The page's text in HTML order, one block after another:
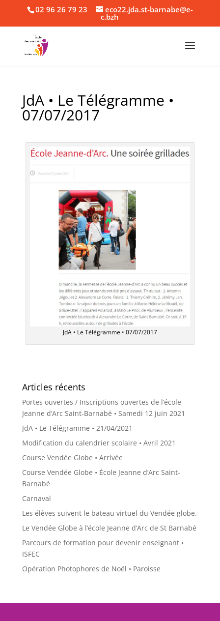
02 96 26 79 23 eco22.jda.st-barnabe@e-
c.bzh
JdA • Le Télégramme •
07/07/2017
JdA • Le Télégramme • 07/07/2017
Articles récents
Portes ouvertes / Inscriptions ouvertes de l’école
Jeanne d’Arc Saint-Barnabé • Samedi 12 juin 2021
JdA • Le Télégramme • 21/04/2021
Modification du calendrier scolaire • Avril 2021
Course Vendée Globe • Arrivée
Course Vendée Globe • École Jeanne d’Arc Saint-
Barnabé
Carnaval
Les élèves suivent le bateau virtuel du Vendée globe.
Le Vendée Globe à l’école Jeanne d’Arc de St Barnabé
Parcours de formation pour devenir enseignant •
ISFEC
Opération Photophores de Noël • Paroisse